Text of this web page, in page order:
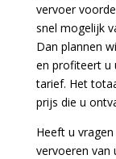
vervoer
snel mogelijk
Dan plannen
en profiteert u
tarief. Het
prijs die u
Heeft u
vervoeren van